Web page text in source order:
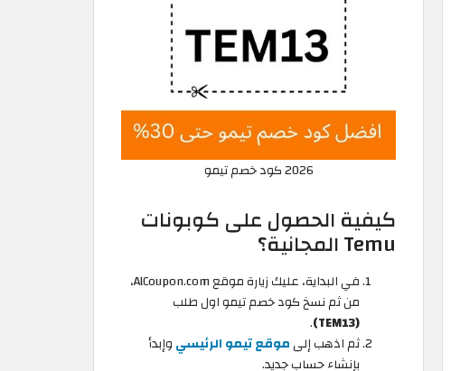
2026 كود خصم تيمو
كيفية الحصول على كوبونات
Temu المجانية؟
في البداية، عليك زيارة موقع AlCoupon.com،
من ثم نسخ كود خصم تيمو اول طلب
(TEM13)
.
ثم اذهب إلىموقع تيمو الرئيسي وإبدأ
بإنشاء حساب جديد.